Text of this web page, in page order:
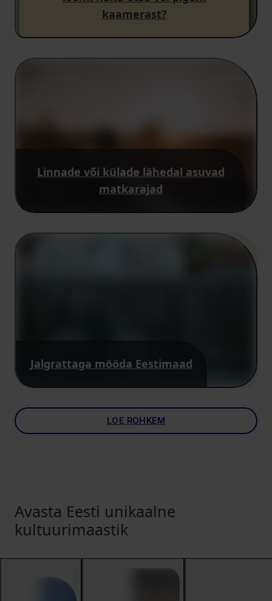
kaamerast?
Linnade või külade lähedal asuvad
matkarajad
Jalgrattaga mööda Eestimaad
LOE ROHKEM
Avasta Eesti unikaalne
kultuurimaastik